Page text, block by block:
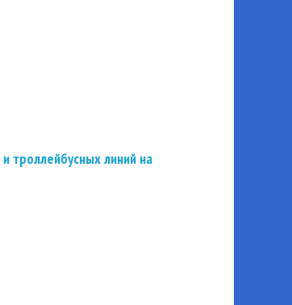
троллейбусных линий на